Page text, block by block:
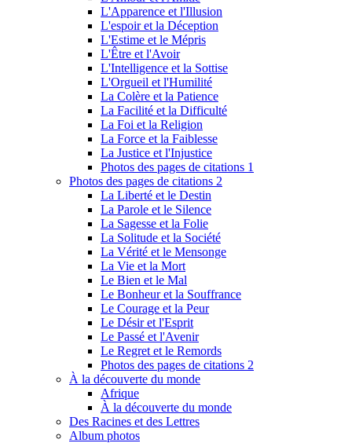
L'Apparence et l'Illusion
L'espoir et la Déception
L'Estime et le Mépris
L'Être et l'Avoir
L'Intelligence et la Sottise
L'Orgueil et l'Humilité
La Colère et la Patience
La Facilité et la Difficulté
La Foi et la Religion
La Force et la Faiblesse
La Justice et l'Injustice
Photos des pages de citations 1
Photos des pages de citations 2
La Liberté et le Destin
La Parole et le Silence
La Sagesse et la Folie
La Solitude et la Société
La Vérité et le Mensonge
La Vie et la Mort
Le Bien et le Mal
Le Bonheur et la Souffrance
Le Courage et la Peur
Le Désir et l'Esprit
Le Passé et l'Avenir
Le Regret et le Remords
Photos des pages de citations 2
À la découverte du monde
Afrique
À la découverte du monde
Des Racines et des Lettres
Album photos